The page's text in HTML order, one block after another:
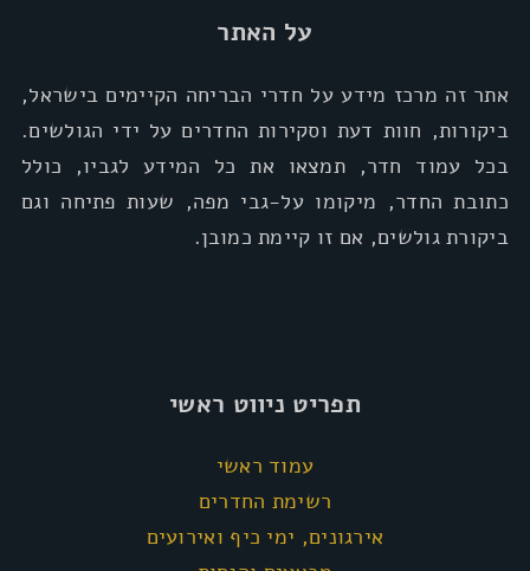
על האתר
אתר זה מרכז מידע על חדרי הבריחה הקיימים בישראל,
ביקורות, חוות דעת וסקירות החדרים על ידי הגולשים.
בכל עמוד חדר, תמצאו את כל המידע לגביו, כולל
כתובת החדר, מיקומו על-גבי מפה, שעות פתיחה וגם
ביקורת גולשים, אם זו קיימת כמובן.
תפריט ניווט ראשי
עמוד ראשי
רשימת החדרים
אירגונים, ימי כיף ואירועים